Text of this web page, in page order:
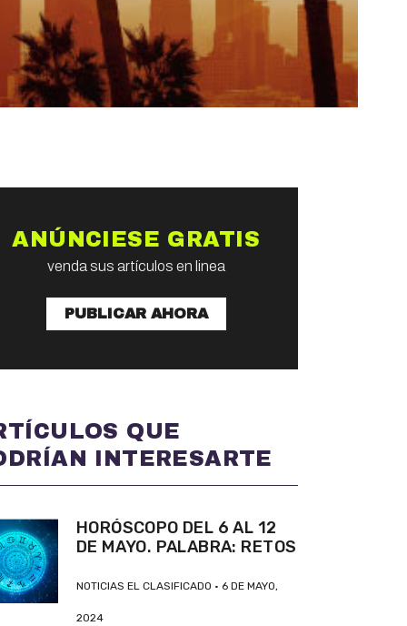
ANÚNCIESE GRATIS
venda sus artículos en linea
PUBLICAR AHORA
QUE
INTERESARTE
HORÓSCOPO DEL 6 AL 12
DE MAYO. PALABRA: RETOS
NOTICIAS EL CLASIFICADO 6 DE MAYO,
2024